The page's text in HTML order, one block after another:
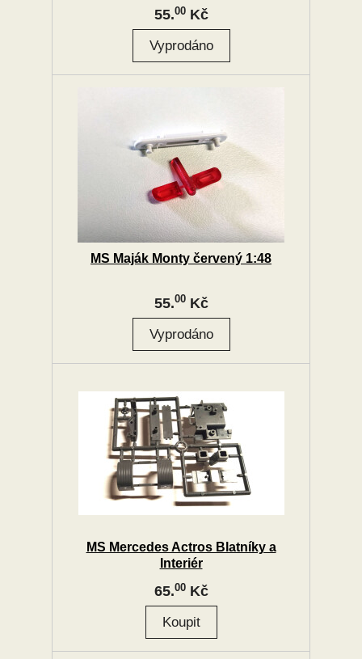
55.00Kč
MS Maják Monty červený 1:48
55.00Kč
MS Mercedes Actros Blatníky a
Interiér
65.00Kč